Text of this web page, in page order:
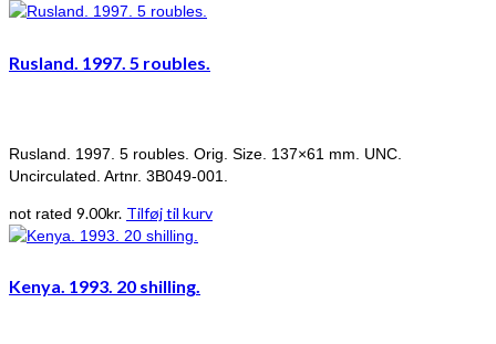
Rusland. 1997. 5 roubles.
Rusland. 1997. 5 roubles. Orig. Size. 137×61 mm. UNC.
Uncirculated. Artnr. 3B049-001.
not rated 9.00kr. Tilføj til kurv
Kenya. 1993. 20 shilling.